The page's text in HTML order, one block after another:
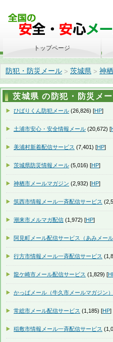
防犯・防災メール > 茨城県 > 神
トップページ
茨城県 の防犯・防災メ
ひばりくん防犯メール (26,826) [HP]
土浦市安心・安全情報メール (20,672) [
美浦村新着配信サービス (7,401) [HP]
茨城県防災情報メール (5,016) [HP]
神栖市メールマガジン (2,932) [HP]
筑西市情報メール一斉配信サービス
潮来市メルマガ配信 (1,972) [HP]
阿見町メール配信サービス（あみメール
行方市情報メール一斉配信サービス
龍ケ崎市メール配信サービス (1,829) [
かっぱメール（牛久市メールマガジン）
常総市メール配信サービス (1,185) [HP]
稲敷市情報メール一斉配信サービス